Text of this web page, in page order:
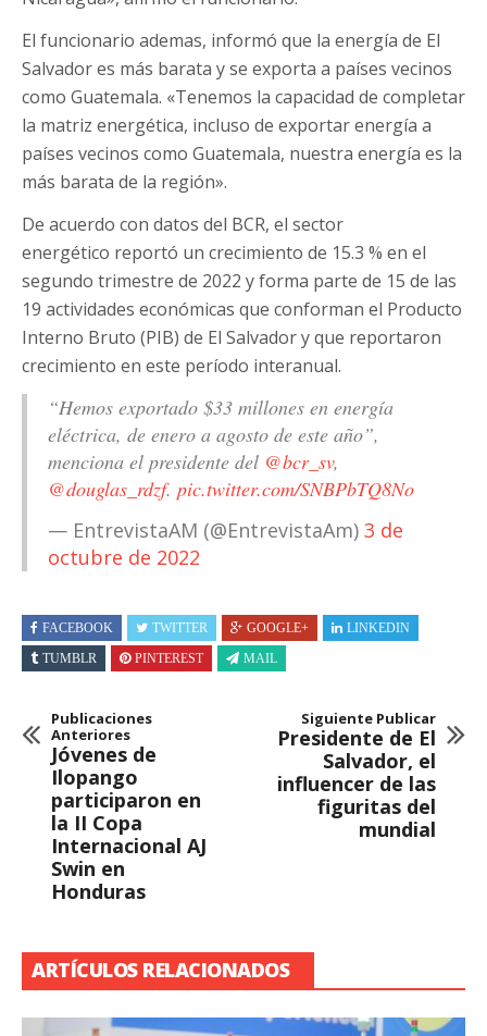
El funcionario ademas, informó que la energía de El
Salvador es más barata y se exporta a países vecinos
como Guatemala. «Tenemos la capacidad de completar
la matriz energética, incluso de exportar energía a
países vecinos como Guatemala, nuestra energía es la
más barata de la región».
De acuerdo con datos del BCR, el sector
energético reportó un crecimiento de 15.3 % en el
segundo trimestre de 2022 y forma parte de 15 de las
19 actividades económicas que conforman el Producto
Interno Bruto (PIB) de El Salvador y que reportaron
crecimiento en este período interanual.
“Hemos exportado $33 millones en energía
eléctrica, de enero a agosto de este año”,
menciona el presidente del @bcr_sv,
@douglas_rdzf. pic.twitter.com/SNBPbTQ8No
— EntrevistaAM (@EntrevistaAm) 3 de
octubre de 2022
FACEBOOK TWITTER GOOGLE+
LINKEDIN
TUMBLR
PINTEREST MAIL
Publicaciones
Anteriores
Jóvenes de
Ilopango
participaron en
la II Copa
Internacional AJ
Swin en
Honduras
Siguiente Publicar
Presidente de El
Salvador, el
influencer de las
figuritas del
mundial
ARTÍCULOS RELACIONADOS